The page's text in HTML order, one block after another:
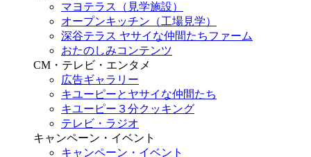
マヨテラス（見学施設）
オープンキッチン（工場見学）
深谷テラス ヤサイな仲間たちファーム
おたのしみコンテンツ
CM・テレビ・エンタメ
広告ギャラリー
キユーピーとヤサイな仲間たち
キユーピー３分クッキング
テレビ・ラジオ
キャンペーン・イベント
キャンペーン・イベント